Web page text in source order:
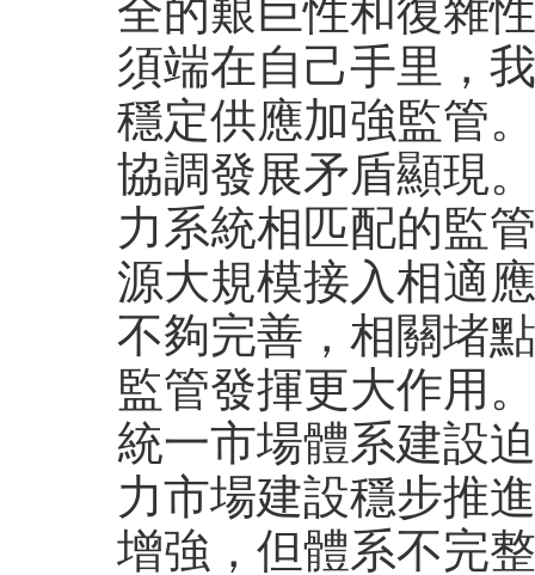
全的艱巨性和復雜
須端在自己手里，
穩定供應加強監管
協調發展矛盾顯現
力系統相匹配的監
源大規模接入相適
不夠完善，相關堵
監管發揮更大作用
統一市場體系建設
力市場建設穩步推
增強，但體系不完